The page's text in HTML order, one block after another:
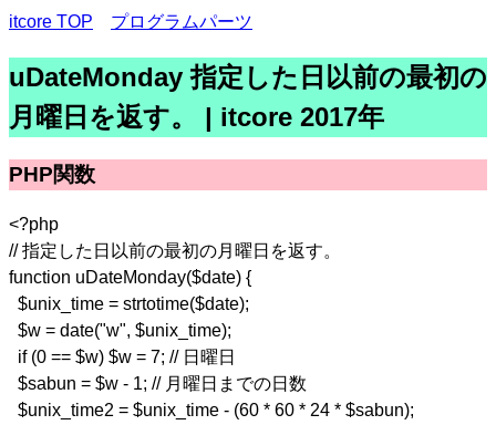
itcore TOP プログラムパーツ
uDateMonday 指定した日以前の最初の
月曜日を返す。 | itcore 2017年
PHP関数
<?php
// 指定した日以前の最初の月曜日を返す。
function uDateMonday($date) {
$unix_time = strtotime($date);
$w = date("w", $unix_time);
if (0 == $w) $w = 7; // 日曜日
$sabun = $w - 1; // 月曜日までの日数
$unix_time2 = $unix_time - (60 * 60 * 24 * $sabun);